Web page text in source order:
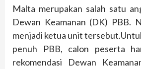
Malta merupakan salah satu
Dewan Keamanan (DK) PBB.
menjadi ketua unit
penuh PBB, calon peserta
rekomendasi Dewan